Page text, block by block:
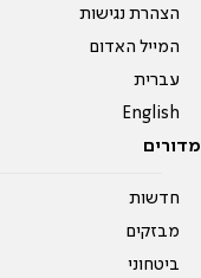
הצהרת נגישות
המייל האדום
עברית
English
מדורים
חדשות
מבזקים
ביטחוני